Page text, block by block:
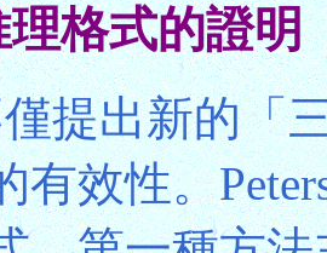
理格式的證明
僅提出新的「
有效性。